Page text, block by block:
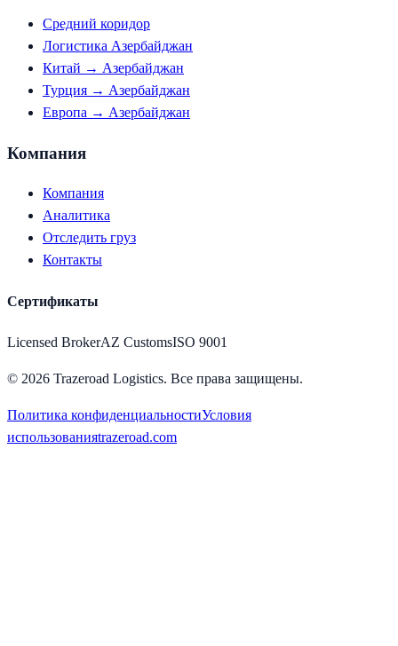
Средний коридор
Логистика Азербайджан
Китай → Азербайджан
Турция → Азербайджан
Европа → Азербайджан
Компания
Компания
Аналитика
Отследить груз
Контакты
Сертификаты
Licensed BrokerAZ CustomsISO 9001
© 2026 Trazeroad Logistics. Все права защищены.
Политика конфиденциальностиУсловия
использованияtrazeroad.com